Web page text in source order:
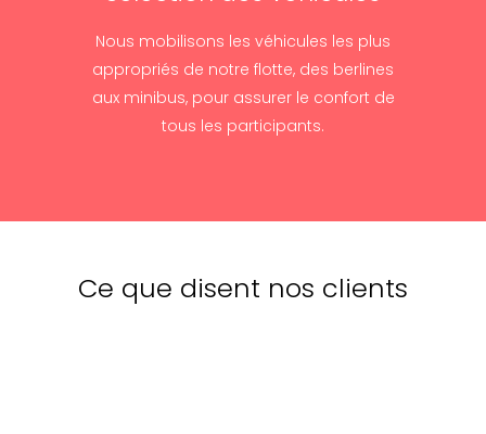
Nous mobilisons les véhicules les plus
appropriés de notre flotte, des berlines
aux minibus, pour assurer le confort de
tous les participants.
Ce que disent nos clients